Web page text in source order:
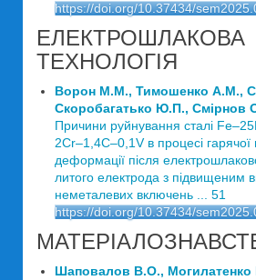
https://doi.org/10.37434/
ЕЛЕКТРОШЛАКОВА
ТЕХНОЛОГІЯ
Ворон М.М., Тимошенко А.М.,
Скоробагатько Ю.П.,
Причини руйнування сталі
2Cr–1,4C–0,1V в процесі гарячої
деформації після
литого електрода з підвищеним
неметалевих включень ... 51
https://doi.org/10.37434/
Шаповалов В.О.,